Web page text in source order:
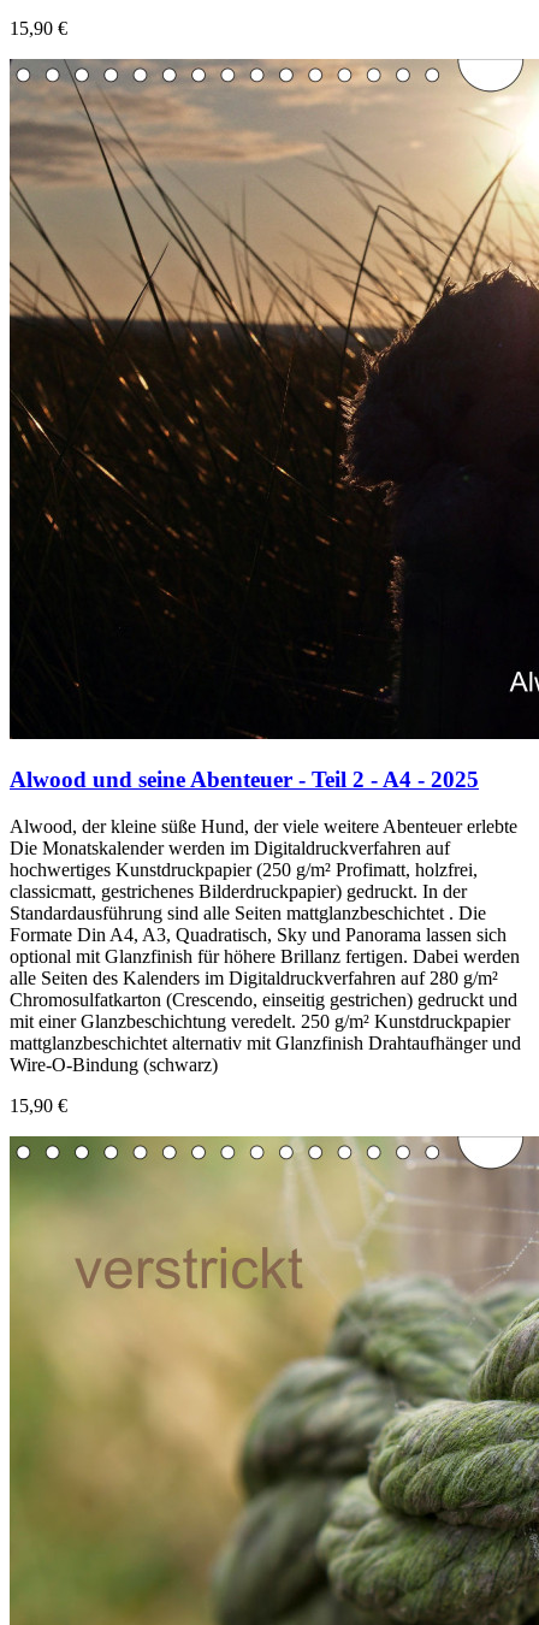
15,90 €
Alwood und seine Abenteuer - Teil 2 - A4 - 2025
Alwood, der kleine süße Hund, der viele weitere Abenteuer erlebte
Die Monatskalender werden im Digitaldruckverfahren auf
hochwertiges Kunstdruckpapier (250 g/m² Profimatt, holzfrei,
classicmatt, gestrichenes Bilderdruckpapier) gedruckt. In der
Standardausführung sind alle Seiten mattglanzbeschichtet . Die
Formate Din A4, A3, Quadratisch, Sky und Panorama lassen sich
optional mit Glanzfinish für höhere Brillanz fertigen. Dabei werden
alle Seiten des Kalenders im Digitaldruckverfahren auf 280 g/m²
Chromosulfatkarton (Crescendo, einseitig gestrichen) gedruckt und
mit einer Glanzbeschichtung veredelt. 250 g/m² Kunstdruckpapier
mattglanzbeschichtet alternativ mit Glanzfinish Drahtaufhänger und
Wire-O-Bindung (schwarz)
15,90 €